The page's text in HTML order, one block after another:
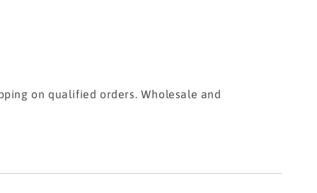
on qualified orders. Wholesale and